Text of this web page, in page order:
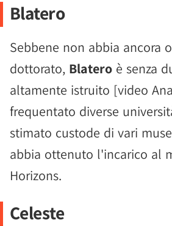
Blatero
Sebbene non abbia ancora
dottorato, Blatero è senza
altamente istruito [video
frequentato diverse
stimato custode di vari
abbia ottenuto l'incarico al
Horizons.
Celeste